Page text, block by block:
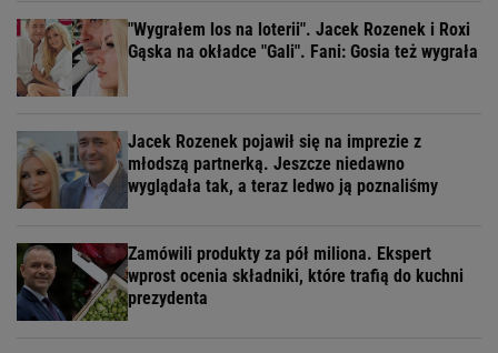
"Wygrałem los na loterii". Jacek Rozenek i Roxi
Gąska na okładce "Gali". Fani: Gosia też wygrała
Jacek Rozenek pojawił się na imprezie z
młodszą partnerką. Jeszcze niedawno
wyglądała tak, a teraz ledwo ją poznaliśmy
Zamówili produkty za pół miliona. Ekspert
wprost ocenia składniki, które trafią do kuchni
prezydenta